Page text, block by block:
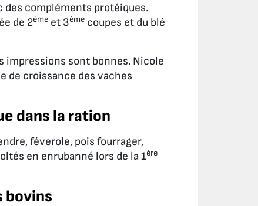
des compléments protéiques.
de 2ème et 3ème coupes et du blé
impressions sont bonnes. Nicole
de croissance des vaches
dans la ration
féverole, pois fourrager,
en enrubanné lors de la 1ère
bovins